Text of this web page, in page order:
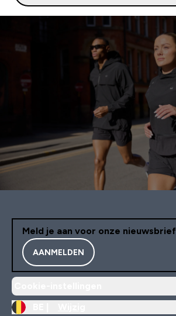
Meld je aan voor onze nieuwsbrief
AANMELDEN